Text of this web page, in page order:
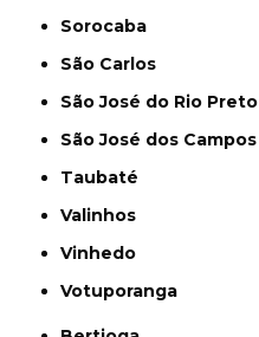
Sorocaba
São Carlos
São José do Rio Preto
São José dos Campos
Taubaté
Valinhos
Vinhedo
Votuporanga